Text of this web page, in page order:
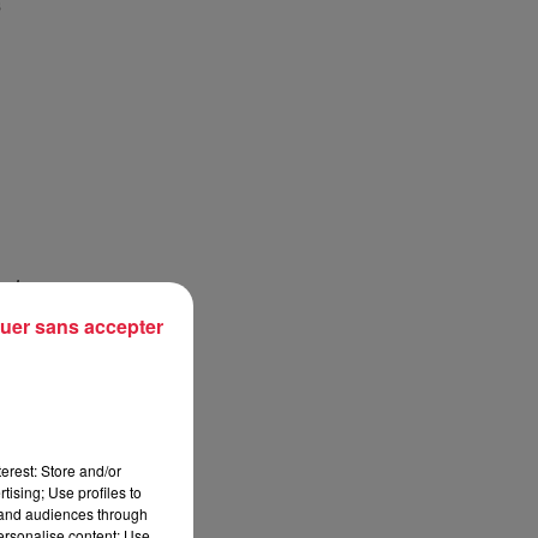
Store and/or
Use profiles to
audiences through
sans accepter